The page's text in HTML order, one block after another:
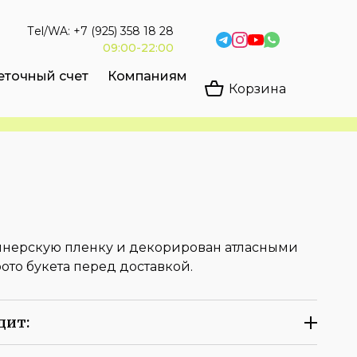
Тel/WA: +7 (925) 358 18 28
09:00-22:00
счет
Компаниям
Корзина
пленку и декорирован атласными
букета перед доставкой.